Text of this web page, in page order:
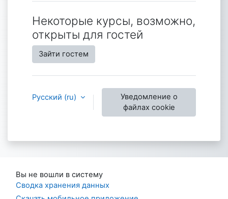
Некоторые курсы, возможно,
открыты для гостей
Зайти гостем
Русский ‎(ru)‎
Уведомление о
файлах cookie
Вы не вошли в систему
Сводка хранения данных